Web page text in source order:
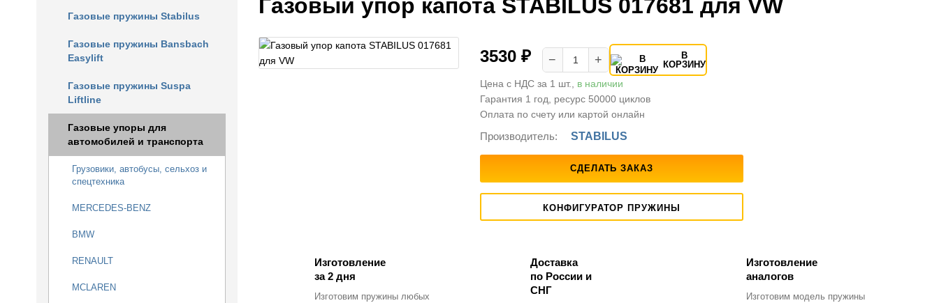
Газовые пружины Stabilus
Газовые пружины Bansbach
Easylift
Газовые пружины Suspa
Liftline
Газовые упоры для
автомобилей и транспорта
Грузовики, автобусы, сельхоз и
спецтехника
MERCEDES-BENZ
BMW
RENAULT
MCLAREN
Газовый упор капота STABILUS 017681 для VW
3530 ₽ − +
В
КОРЗИНУ
Цена с НДС за 1 шт., в наличии
Гарантия 1 год, ресурс 50000 циклов
Оплата по счету или картой онлайн
Производитель: STABILUS
СДЕЛАТЬ ЗАКАЗ
КОНФИГУРАТОР ПРУЖИНЫ
Изготовление
за 2 дня
Изготовим пружины любых
Доставка
по России и
СНГ
Изготовление
аналогов
Изготовим модель пружины